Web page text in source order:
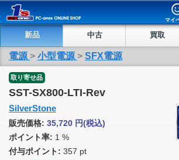
マイ
新品 中古 買取
電源 > 小型電源 > SFX電源
取り寄せ品
SST-SX800-LTI-Rev
SilverStone
販売価格: 35,720 円(税込)
ポイント率: 1 %
付与ポイント: 357 pt